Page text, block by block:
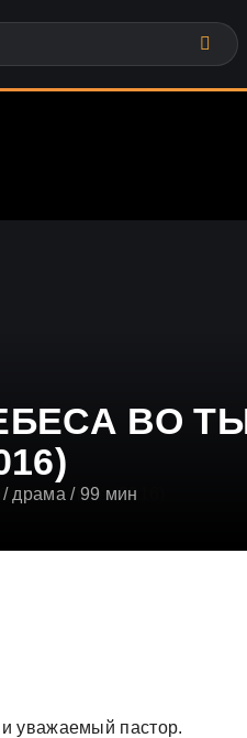
ВО
/ драма / 99 мин
0
уважаемый пастор.